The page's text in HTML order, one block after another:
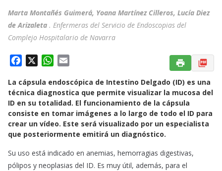
Marta Montañés Guimerá, Yoana Martínez Cilleros, Lucía Diez
de Arizaleta . Enfermeras del Servicio de Endoscopias del
Complejo Hospitalario de Navarra
c
e
b
o
o
W
a
t
s
A
p
a
i
l
La cápsula endoscópica de Intestino Delgado (ID) es una
técnica diagnostica que permite visualizar la mucosa del
ID en su totalidad. El funcionamiento de la cápsula
consiste en tomar imágenes a lo largo de todo el ID para
crear un vídeo. Este será visualizado por un especialista
que posteriormente emitirá un diagnóstico.
Su uso está indicado en anemias, hemorragias digestivas,
pólipos y neoplasias del ID. Es muy útil, además, para el